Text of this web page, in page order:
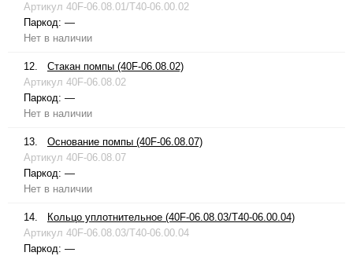
Артикул 40F-06.08.01/T40-06.00.02
Паркод: —
Нет в наличии
12.
Стакан помпы (40F-06.08.02)
Артикул 40F-06.08.02
Паркод: —
Нет в наличии
13.
Основание помпы (40F-06.08.07)
Артикул 40F-06.08.07
Паркод: —
Нет в наличии
14.
Кольцо уплотнительное (40F-06.08.03/T40-06.00.04)
Артикул 40F-06.08.03/T40-06.00.04
Паркод: —